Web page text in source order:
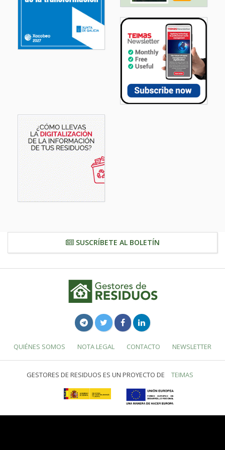
SUSCRÍBETE AL BOLETÍN
QUIÉNES SOMOS NOTA LEGAL CONTACTO NEWSLETTER
GESTORES DE RESIDUOS ES UN PROYECTO DE TEIMAS